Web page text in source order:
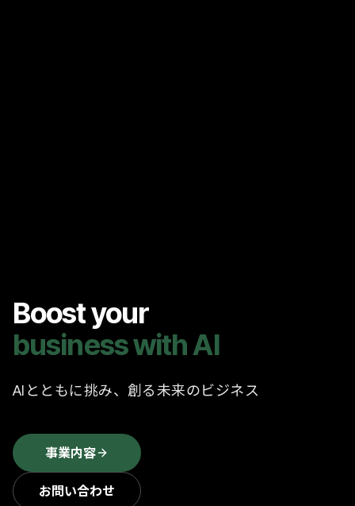
Boost your
business with AI
AIとともに挑み、創る未来のビジネス
事業内容
お問い合わせ